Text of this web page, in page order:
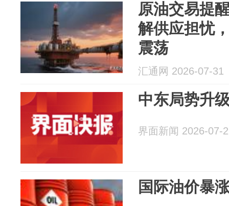
原油交易提
解供应担忧
震荡
汇通网 2026-07-31
中东局势升
界面新闻 2026-07-
国际油价暴